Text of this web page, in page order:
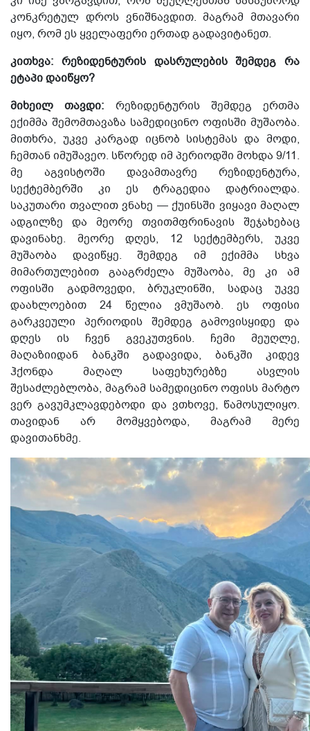
კონკრეტულ დროს ვნიშნავდით. მაგრამ მთავარი
იყო, რომ ეს ყველაფერი ერთად გადავიტანეთ.
კითხვა: რეზიდენტურის დასრულების შემდეგ რა
ეტაპი დაიწყო?
მიხეილ თავდი: რეზიდენტურის შემდეგ ერთმა
ექიმმა შემომთავაზა სამედიცინო ოფისში მუშაობა.
მითხრა, უკვე კარგად იცნობ სისტემას და მოდი,
ჩემთან იმუშავეო. სწორედ იმ პერიოდში მოხდა 9/11.
მე აგვისტოში დავამთავრე რეზიდენტურა,
სექტემბერში კი ეს ტრაგედია დატრიალდა.
საკუთარი თვალით ვნახე — ქუინსში ვიყავი მაღალ
ადგილზე და მეორე თვითმფრინავის შეჯახებაც
დავინახე. მეორე დღეს, 12 სექტემბერს, უკვე
მუშაობა დავიწყე. შემდეგ იმ ექიმმა სხვა
მიმართულებით გააგრძელა
მუშაობა, მე კი ამ
ოფისში გადმოვედი,
ბრუკლინში,
სადაც უკვე
დაახლოებით 24 წელია ვმუშაობ.
ეს ოფისი
გარკვეული პერიოდის შემდეგ გამოვისყიდე და
დღეს ის ჩვენ გვეკუთვნის. ჩემი მეუღლე,
მაღაზიიდან ბანკში გადავიდა, ბანკში კიდევ
ჰქონდა მაღალ საფეხურებზე ასვლის
შესაძლებლობა, მაგრამ სამედიცინო ოფისს მარტო
ვერ გავუმკლავდებოდი და ვთხოვე, წამოსულიყო.
თავიდან არ მომყვებოდა, მაგრამ მერე
დავითანხმე.